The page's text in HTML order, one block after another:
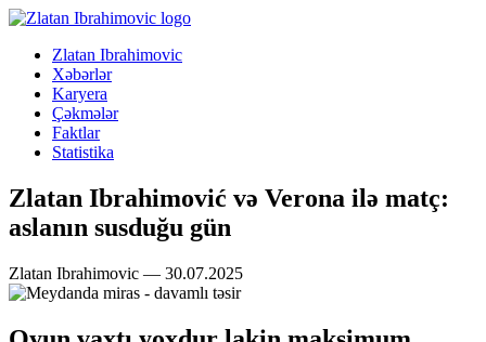
Zlatan Ibrahimovic
Xəbərlər
Karyera
Çəkmələr
Faktlar
Statistika
Zlatan Ibrahimović və Verona ilə matç:
aslanın susduğu gün
Zlatan Ibrahimovic — 30.07.2025